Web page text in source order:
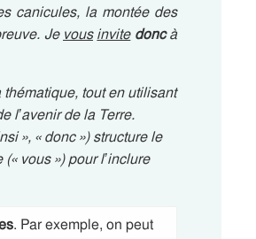
canicules, la montée des
Je vous invite doncà
tout en utilisant
l’avenir de la Terre.
», « donc ») structure le
vous ») pour l’inclure
. Par exemple, on peut